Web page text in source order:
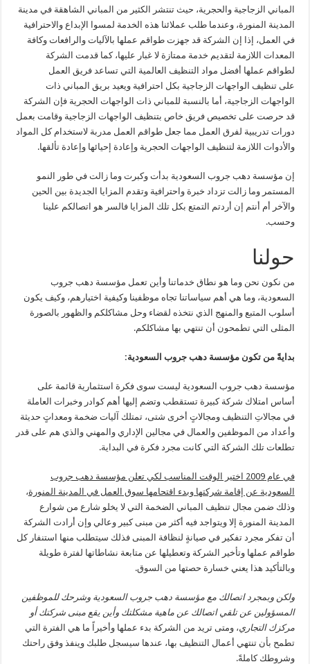
المباني الزجاجية والحجرية، حيث تنتشر الكثير من المباني الشاهقة في مدينة
المدينة المنورة، وعندما طلب عملائنا هذه الخدمة لمسوا الإبداع والاحترافية
في العمل، إذا إن الشركة قد جهزت طواقم عملها بالآليات والرافعات وكافة
المعدات اللازمة لتقديم خدمة ممتازة لا غبار عليها، كما قدمت الشركة
لطواقم عملها أفضل مواد التنظيف العالمية التي تساعد فريق العمل
على تنظيف الواجهات الزجاجية بكل احترافية ويعيد بريق المباني ذات
الواجهات الزجاجية، أما بالنسبة للمباني ذات الواجهات الحجرية فإن الشركة
قد حرصت على تخصيص فريق خاص بتنظيف الواجهات الزجاجية وقامت بعمل
دورات تدريبية لفرق العمل مما جعل طواقم العمل مدربة لاستخدام كل المواد
والأدوات اللازمة لتنظيف الواجهات الحجرية وإعادة إحيائها وإعادة تألقها.
إن مؤسسة دهب جروب السعودية بدأت وكبرت وما زالت في طور النمو
المستمر وما زالت تزداد خبرة واحترافية وتقدم المزايا الجديدة بين الحين
والآخر أم أنتم إن أردتم التمتع بكل تلك المزايا فالسر هو اتصالكم علينا
وحسب.
حولنا
من نكون نحن وما هو نطاق خدماتنا وأين تعمل مؤسسة دهب جروب
السعودية، وما هي أهم سياساتنا تجاه موظفينا وكيفية اختيارهم، وكيف يكون
أسلوب المتبع والمنهج الذي نتخذه لقضاء وحل مشاكلكم والظهور بالصورة
المثلى التي تطمحون أن تنتهي بها مشاكلكم.
بدايةً من تكون مؤسسة دهب جروب السعودية:
مؤسسة دهب جروب السعودية ليست سوى فكرة استثمارية قائمة على
أساس امتلاك شركة كبيرة تستقطب وتضم إليها أهم كوادر وخبرات العاملة
في مجالاتِ التنظيف ومجالاتٍ أخرى شتى، تمتلك آليات ضخمة ومعداتٍ حديثة
وأعداد من الموظفين والعمال في مجالين الإداري والمهني والذي هم على قدر
تطلعات تلك الشركة التي كانت مجرد فكرة في البداية.
في عام 2009 اختير الوقت المناسب لكي تعلن مؤسسة دهب جروب
السعودية عن إقامة شركتها وبدء اقتحامها سوق العمل في المدينة المنورة،
وذلك ضمن مجال تنظيف المباني الضخمة التي لا يخلو شارع من شوارع
المدينة المنورة إلا ويتواجد فيه أكثر من مبنى كبير وعالي وإن أرادت الشركة
أن تفكر مجرد تفكير في صيانةٍ لنظافة المبنى فذلك سيتطلب منها استنفار كل
طواقم عملها وتأخير الشركة وتعطيلها عن متابعة نشاطاتها لفترة طويلة
وبالتأكيد هذا يعني خسارة حصتها من السوق.
ولكن وبمجرد اتصالك مع مؤسسة دهب جروب السعودية وشرحك للموظفين
المسؤولين عن تلقي اتصالك عن ماهية مشكلتك وأين يقع مبنى شركتك أو
مركزك التجاري، ومتى تريد من الشركة بدء عملها وأخيراً ما هي الفترة التي
تطمح بأن تنتهي أعمال التنظيف بها، عندها سيسجل طلبك وينفذ وفق راحتك
وشروطك كاملةً.